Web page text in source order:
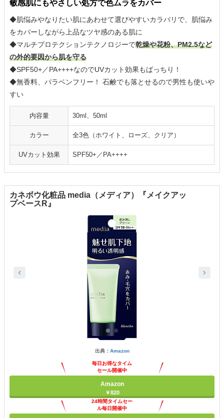
敏感肌にもやさしい処方で色ムラをカバー
◆肌悩みやなりたい肌にあわせて選びやすいカラバリで、肌悩み
をカバーしながら上品なツヤ感のある肌に
◆マルチプロテクションテクノロジーで乾燥や花粉、PM2.5など
の外的要因から肌を守る
◆SPF50+／PA++++なのでUVカット効果もばっちり！
◆無香料、パラベンフリー！ 石鹸でも落とせるので男性も使いや
すい
内容量 30ml、50ml
カラー 全3色（ホワイト、ローズ、クリア）
UVカット効果 SPF50+／PA++++
カネボウ化粧品 media（メディア）『メイクアッ
プベースR』
出典： Amazon
毎日お得なタイム
セール開催中
Amazon
￥820
24時間タイムセー
ル毎日開催中